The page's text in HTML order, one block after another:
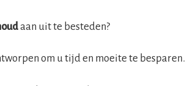
aan uit te besteden?
om u tijd en moeite te besparen.